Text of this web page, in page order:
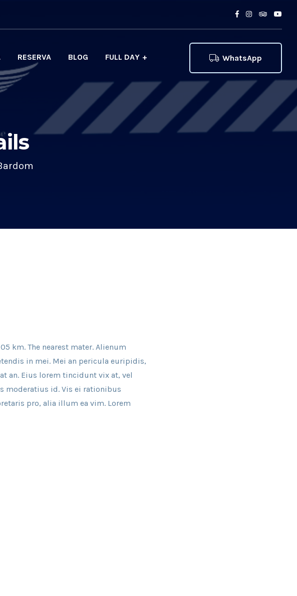
RESERVA BLOG FULL DAY WhatsApp
km. The nearest mater. Alienum
in mei. Mei an pericula euripidis,
an. Eius lorem tincidunt vix at, vel
moderatius id. Vis ei rationibus
pro, alia illum ea vim. Lorem